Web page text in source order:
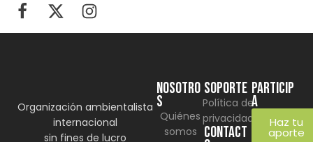
Organización ambientalista
internacional
sin fines de lucro
NOSOTRO
S
Quiénes
somos
SOPORTE
Política de
privacidad
CONTACT
Particip
a
Haz tu
aporte